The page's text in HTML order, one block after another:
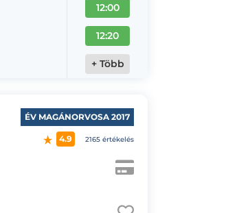
12:00
12:20
+ Több
ÉV MAGÁNORVOSA 2017
4.9 2165 értékelés